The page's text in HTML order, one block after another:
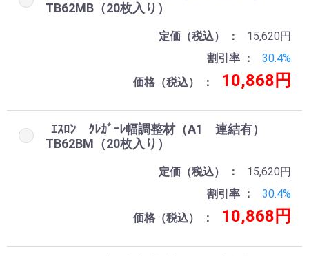
TB62MB（20枚入り）
定価（税込）
15,620円
割引率
30.4%
価格（税込）
10,868円
ｴｽﾛﾝ ｸﾚｶﾞｰﾚ幅調整材（A1 連結有）
TB62BM（20枚入り）
定価（税込）
15,620円
割引率
30.4%
価格（税込）
10,868円